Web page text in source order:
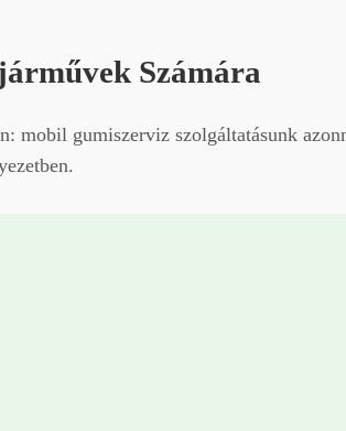
Számára
mobil gumiszerviz szolgáltatásunk